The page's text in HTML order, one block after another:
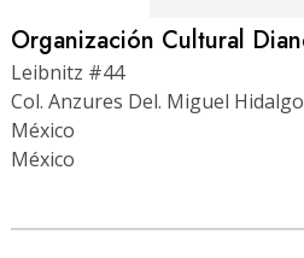
Organización Cultural
Leibnitz #44
Col. Anzures Del. Miguel
México
México